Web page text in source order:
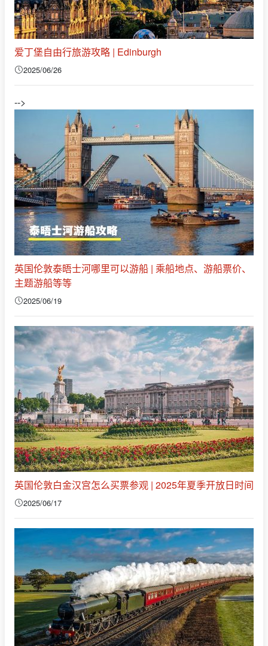
爱丁堡自由行旅游攻略 | Edinburgh
2025/06/26
-->
英国伦敦泰晤士河哪里可以游船 | 乘船地点、游船票价、
主题游船等等
2025/06/19
英国伦敦白金汉宫怎么买票参观 | 2025年夏季开放日时间
2025/06/17